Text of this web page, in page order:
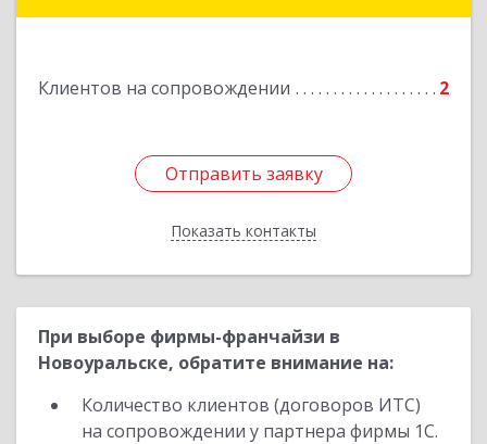
Клиентов на сопровождении 2
Отправить заявку
Показать контакты
Отправить заявку
Назад
При выборе фирмы-франчайзи в
Новоуральске, обратите внимание на:
Количество клиентов (договоров ИТС)
на сопровождении у партнера фирмы 1С.